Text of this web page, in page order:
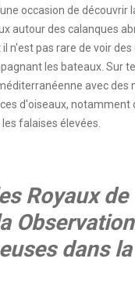
occasion de découvrir
autour des calanques
n'est pas rare de voir des
les bateaux. Sur
avec des
d'oiseaux, notamment
falaises élevées.
Royaux de
dans